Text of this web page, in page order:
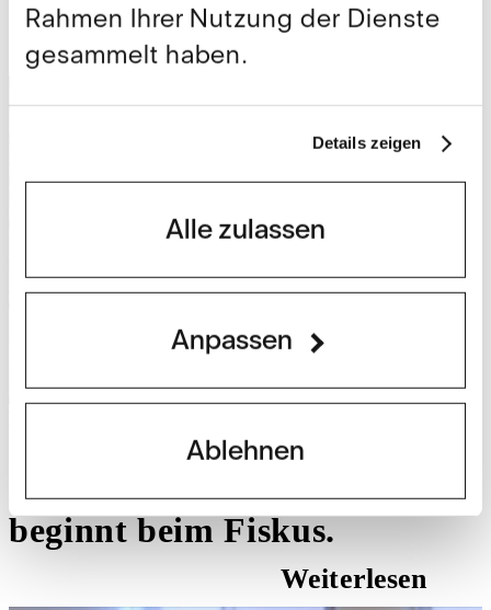
Rahmen Ihrer Nutzung der Dienste
gesammelt haben.
Details zeigen
Alle zulassen
Anpassen
Ablehnen
Alle anzeigen
Nationalfeiertag: Freiheit
beginnt beim Fiskus.
Weiterlesen